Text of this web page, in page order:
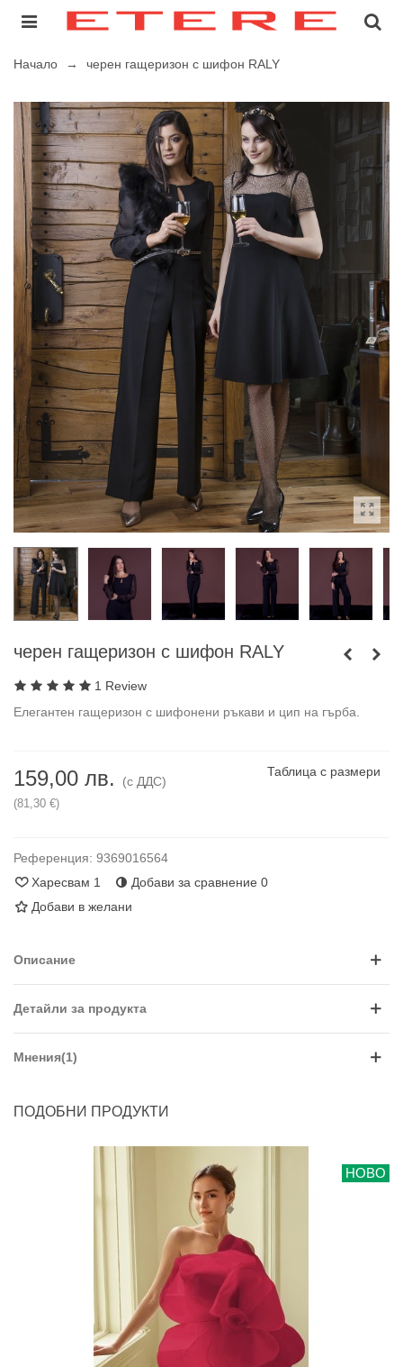
Начало → черен гащеризон с шифон RALY
черен гащеризон с шифон RALY
1 Review
Елегантен гащеризон с шифонени ръкави и цип на гърба.
159,00 лв. (с ДДС)
(81,30 €)
Таблица с размери
Референция: 9369016564
Харесвам 1 Добави за сравнение 0
Добави в желани
Описание
Детайли за продукта
Мнения(1)
ПОДОБНИ ПРОДУКТИ
НОВО